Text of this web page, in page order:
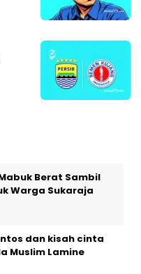
Berat Sambil
Warga Sukaraja
dan kisah cinta
Muslim Lamine